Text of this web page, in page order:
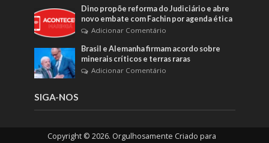
Dino propõe reforma do Judiciário e abre
novo embate com Fachin por agenda ética
Adicionar Comentário
Brasil e Alemanha firmam acordo sobre
minerais críticos e terras raras
Adicionar Comentário
SIGA-NOS
Copyright © 2026. Orgulhosamente Criado para